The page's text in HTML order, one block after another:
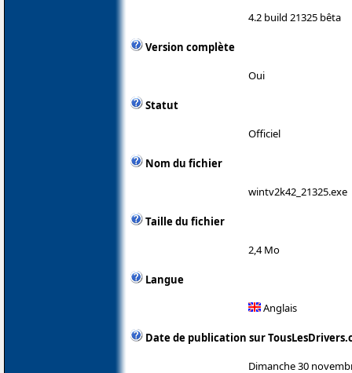
4.2 build 21325 bêta
Version complète
Oui
Statut
Officiel
Nom du fichier
wintv2k42_21325.exe
Taille du fichier
2,4 Mo
Langue
Anglais
Date de publication sur
Dimanche 30